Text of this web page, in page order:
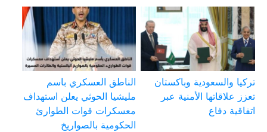
تركيا والسعودية وباكستان
تعزز علاقاتها الأمنية عبر
اتفاقية دفاع
الناطق العسكري باسم
مليشيا الحوثي يعلن استهداف
معسكرات قوات الطوارئ
الحكومية بالصواريخ